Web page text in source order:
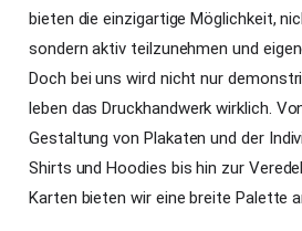
bieten die einzigartige Möglichkeit,
sondern aktiv teilzunehmen und
Doch bei uns wird nicht nur
leben das Druckhandwerk wirklich.
Gestaltung von Plakaten und der
Shirts und Hoodies bis hin zur
Karten bieten wir eine breite Palette